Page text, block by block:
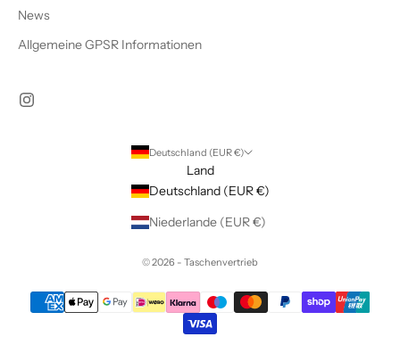
News
Allgemeine GPSR Informationen
Deutschland (EUR €)
Land
Deutschland (EUR €)
Niederlande (EUR €)
© 2026 - Taschenvertrieb